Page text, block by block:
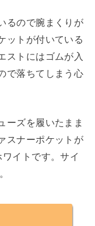
るので腕まくりが
ットが付いている
ストにはゴムが入
で落ちてしまう心
ーズを履いたまま
スナーポケットが
イトです。サイ